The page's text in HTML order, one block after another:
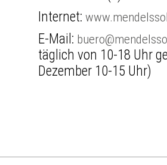
Internet:
E-Mail:
täglich von 10-18 Uhr
Dezember 10-15 Uhr)